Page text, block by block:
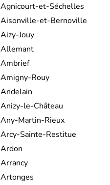
Agnicourt-et-Séchelles
Aisonville-et-Bernoville
Aizy-Jouy
Allemant
Ambrief
Amigny-Rouy
Andelain
Anizy-le-Château
Any-Martin-Rieux
Arcy-Sainte-Restitue
Ardon
Arrancy
Artonges